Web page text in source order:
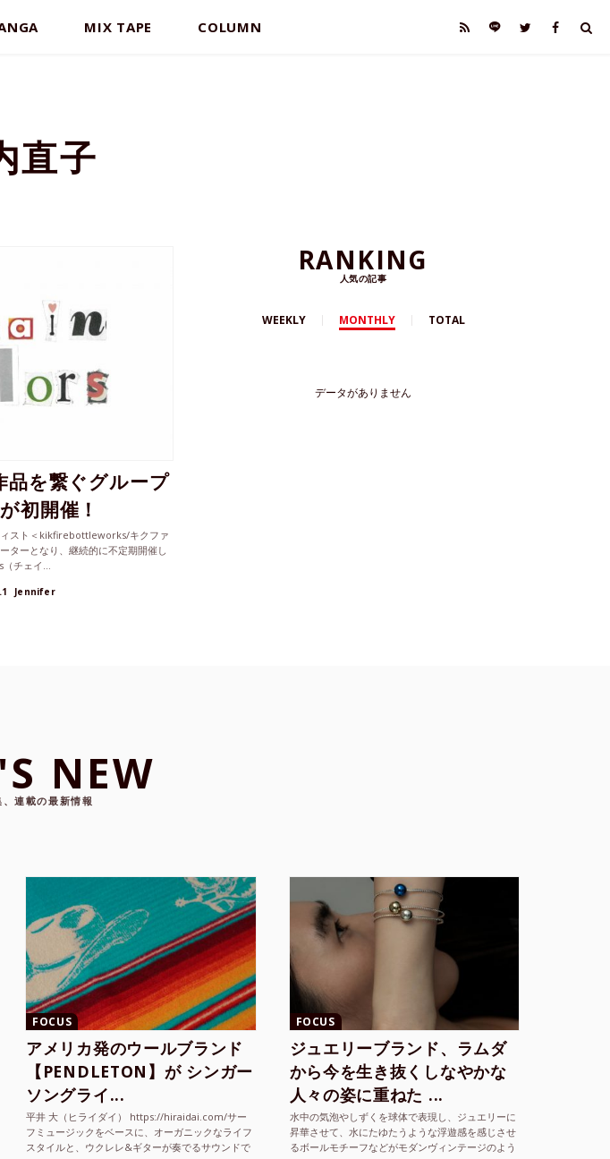
MIX TAPE COLUMN
直子
品を繋ぐグループ
初開催！
スト＜kikfirebottleworks/キクファ
ターとなり、継続的に不定期開催し
チェイ...
Jennifer
RANKING
人気の記事
WEEKLY MONTHLY TOTAL
データがありません
NEW
連載の最新情報
FOCUS
アメリカ発のウールブランド
【PENDLETON】が シンガー
ソングライ...
平井 大（ヒライダイ） https://hiraidai.com/サー
フミュージックをベースに、オーガニックなライフ
スタイルと、ウクレレ&ギターが奏でるサウンドで
FOCUS
ジュエリーブランド、ラムダ
から今を生き抜くしなやかな
人々の姿に重ねた ...
水中の気泡やしずくを球体で表現し、ジュエリーに
昇華させて、水にたゆたうような浮遊感を感じさせ
るボールモチーフなどがモダンヴィンテージのよう